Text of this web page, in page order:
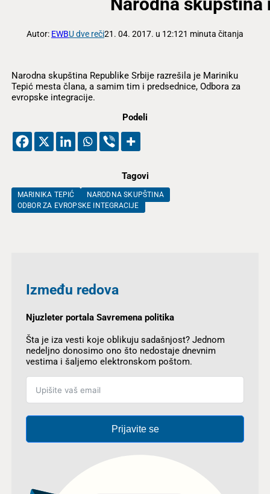
Autor: EWBU dve reči21. 04. 2017. u 12:121 minuta čitanja
Narodna skupština Republike Srbije razrešila je Mariniku
Tepić mesta člana, a samim tim i predsednice, Odbora za
evropske integracije.
Podeli
Tagovi
MARINIKA TEPIĆ
NARODNA SKUPŠTINA
ODBOR ZA EVROPSKE INTEGRACIJE
Između redova
Njuzleter portala Savremena politika
Šta je iza vesti koje oblikuju sadašnjost? Jednom
nedeljno donosimo ono što nedostaje dnevnim
vestima i šaljemo elektronskom poštom.
Prijavite se